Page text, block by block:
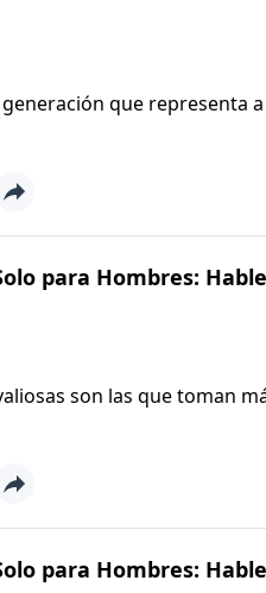
que representa
y debilidades.
para Hombres:
son las que toman
mano, como son las
alfombra que no sólo es
pero si se sigue el diseño
para Hombres: